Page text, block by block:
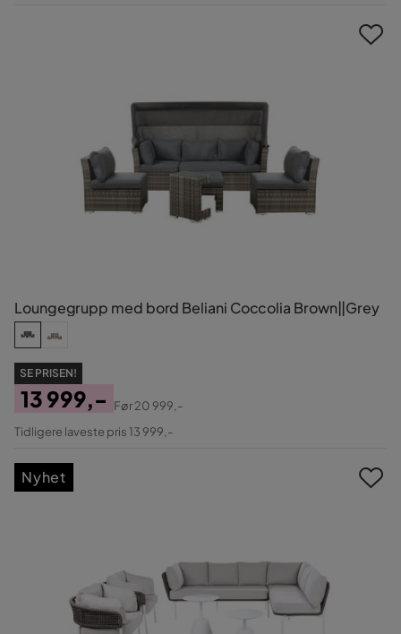
Loungegrupp med bord Beliani Coccolia Brown||Grey
SE PRISEN!
Pris
13 999,-
Original
Før20 999,-
Tidligere laveste pris 13 999,-
Nyhet